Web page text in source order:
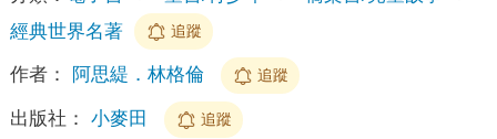
經典世界名著
追蹤
作者： 阿思緹．林格倫 追蹤
出版社： 小麥田 追蹤